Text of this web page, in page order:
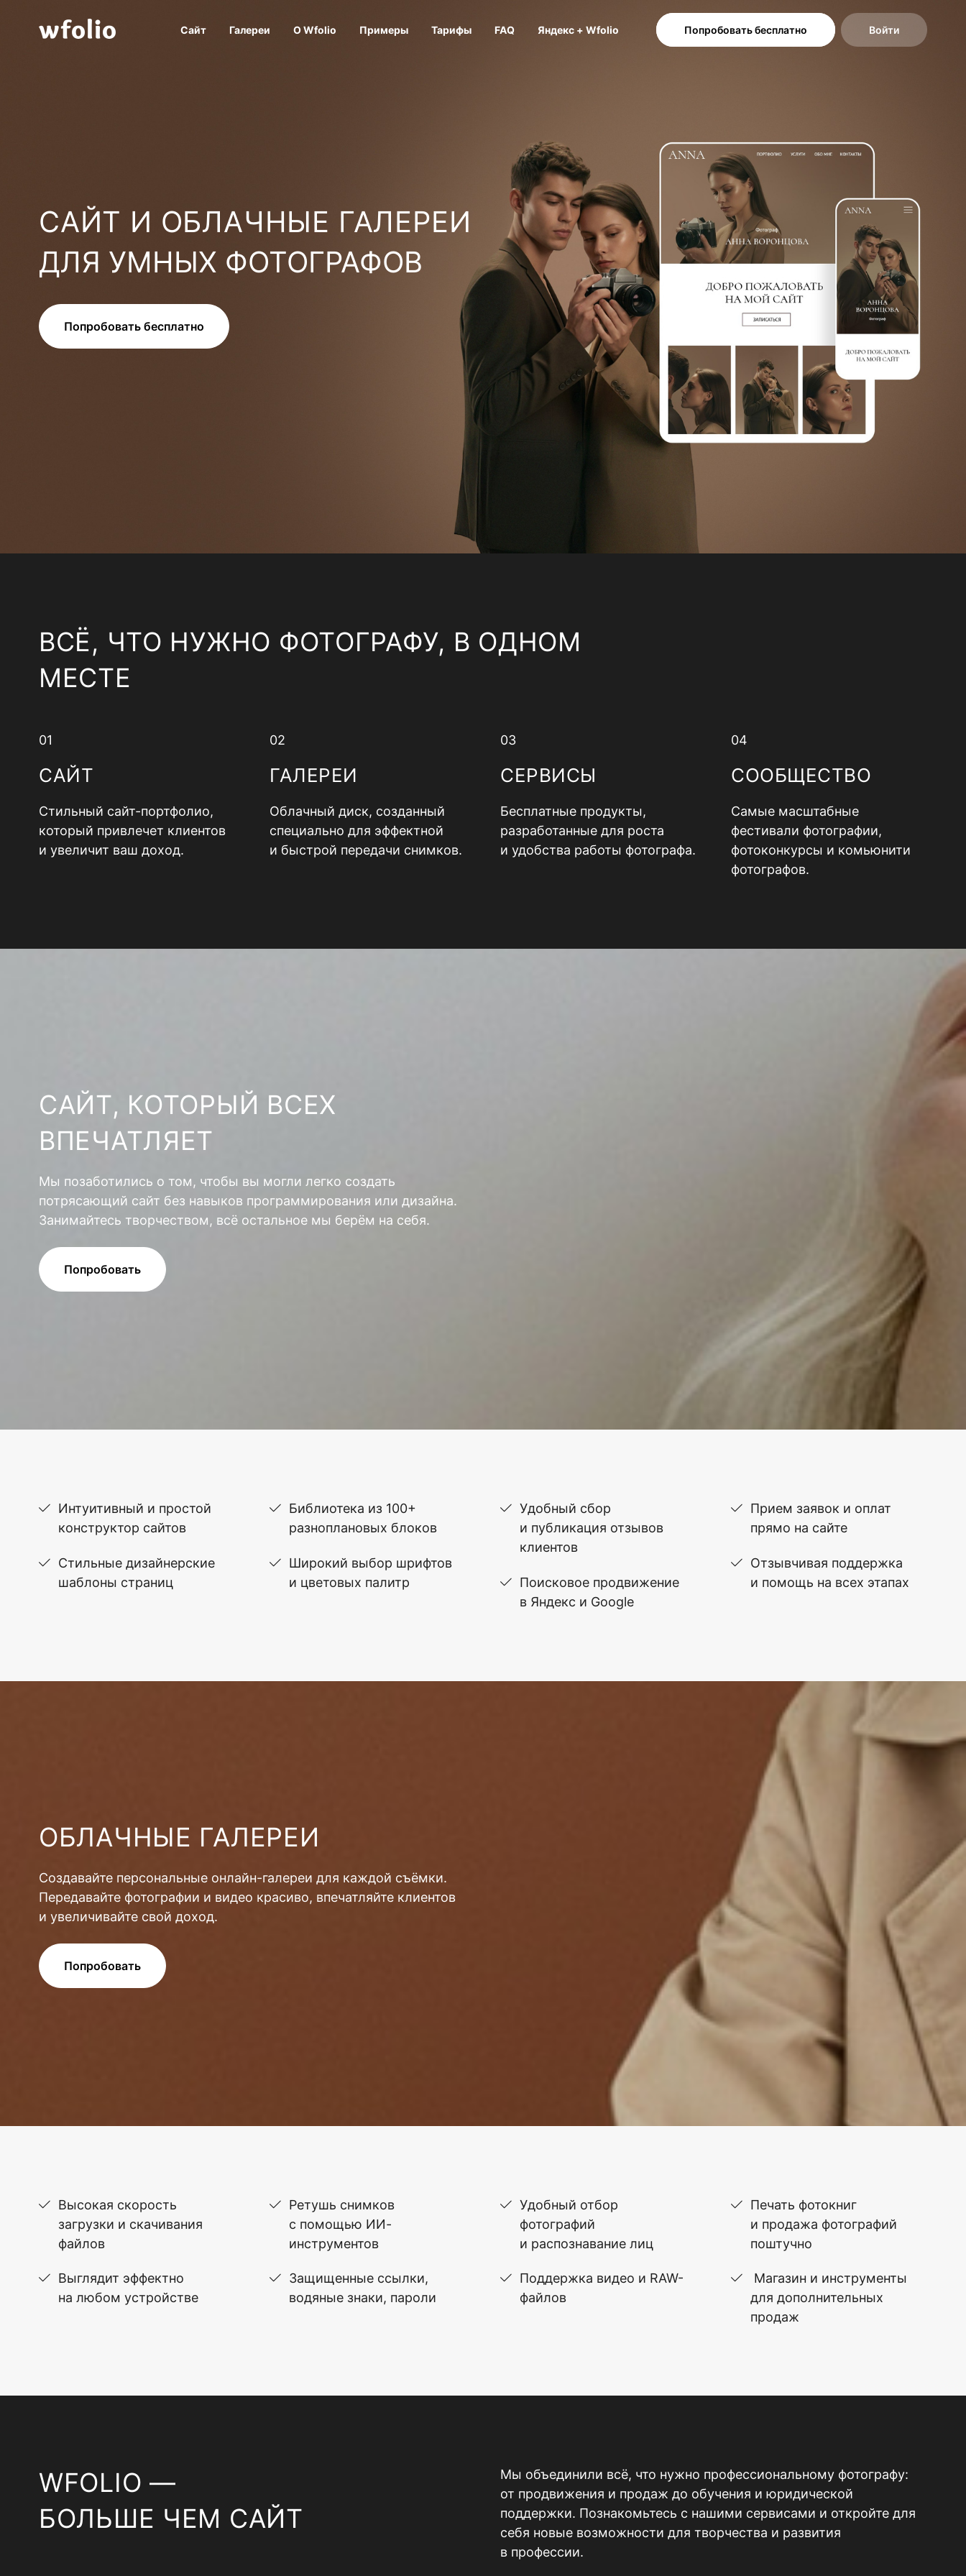
Сайт Галереи О Wfolio Примеры Тарифы FAQ Яндекс + Wfolio Попробовать бесплатно Войти
САЙТ И ОБЛАЧНЫЕ ГАЛЕРЕИ
ДЛЯ УМНЫХ ФОТОГРАФОВ
Попробовать бесплатно
ВСЁ, ЧТО НУЖНО ФОТОГРАФУ, В ОДНОМ
МЕСТЕ
01
САЙТ
Стильный сайт-портфолио,
который привлечет клиентов
и увеличит ваш доход.
02
ГАЛЕРЕИ
Облачный диск, созданный
специально для эффектной
и быстрой передачи снимков.
03
СЕРВИСЫ
Бесплатные продукты,
разработанные для роста
и удобства работы фотографа.
04
СООБЩЕСТВО
Самые масштабные
фестивали фотографии,
фотоконкурсы и комьюнити
фотографов.
САЙТ, КОТОРЫЙ ВСЕХ
ВПЕЧАТЛЯЕТ
Мы позаботились о том, чтобы вы могли легко создать
потрясающий сайт без навыков программирования или дизайна.
Занимайтесь творчеством, всё остальное мы берём на себя.
Попробовать
Интуитивный и простой
конструктор сайтов
Стильные дизайнерские
шаблоны страниц
Библиотека из 100+
разноплановых блоков
Широкий выбор шрифтов
и цветовых палитр
Удобный сбор
и публикация отзывов
клиентов
Поисковое продвижение
в Яндекс и Google
Прием заявок и оплат
прямо на сайте
Отзывчивая поддержка
и помощь на всех этапах
ОБЛАЧНЫЕ ГАЛЕРЕИ
Создавайте персональные онлайн-галереи для каждой съёмки.
Передавайте фотографии и видео красиво, впечатляйте клиентов
и увеличивайте свой доход.
Попробовать
Высокая скорость
загрузки и скачивания
файлов
Выглядит эффектно
на любом устройстве
Ретушь снимков
с помощью ИИ-
инструментов
Защищенные ссылки,
водяные знаки, пароли
Удобный отбор
фотографий
и распознавание лиц
Поддержка видео и RAW-
файлов
Печать фотокниг
и продажа фотографий
поштучно
Магазин и инструменты
для дополнительных
продаж
WFOLIO —
БОЛЬШЕ ЧЕМ САЙТ
Мы объединили всё, что нужно профессиональному фотографу:
от продвижения и продаж до обучения и юридической
поддержки. Познакомьтесь с нашими сервисами и откройте для
себя новые возможности для творчества и развития
в профессии.